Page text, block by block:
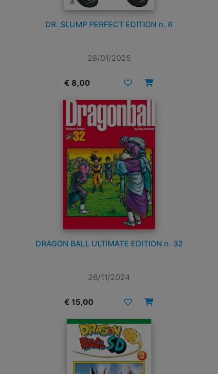
DR. SLUMP PERFECT EDITION n. 6
28/01/2025
€ 8,00
DRAGON BALL ULTIMATE EDITION n. 32
26/11/2024
€ 15,00